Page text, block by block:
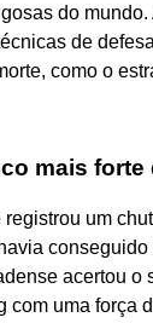
do
de
como o
mais forte
um
conseguido
acertou o
com uma força